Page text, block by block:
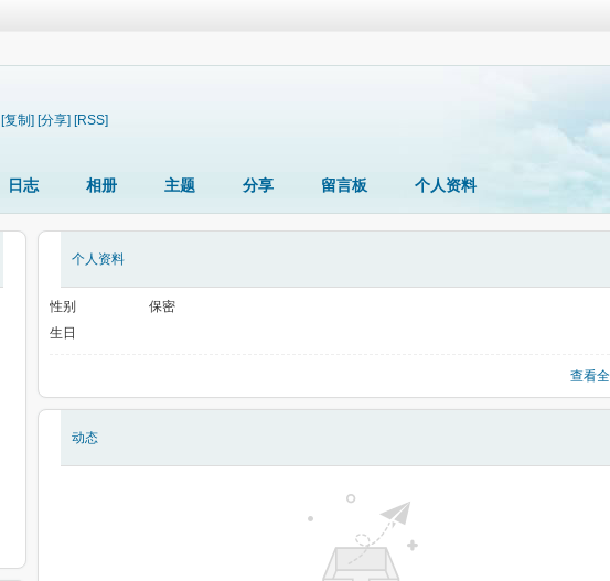
[复制] [分享] [RSS]
日志 相册 主题 分享 留言板 个人资料
个人资料
性别
保密
生日
查看
动态